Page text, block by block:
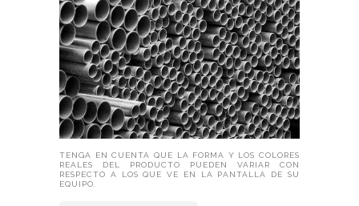
TENGA EN CUENTA QUE LA FORMA Y LOS COLORES
REALES DEL PRODUCTO PUEDEN VARIAR CON
RESPECTO A LOS QUE VE EN LA PANTALLA DE SU
EQUIPO.